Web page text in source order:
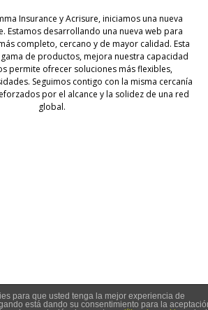
Insurance y Acrisure, iniciamos una nueva
Estamos desarrollando una nueva web para
completo, cercano y de mayor calidad. Esta
de productos, mejora nuestra capacidad
permite ofrecer soluciones más flexibles,
Seguimos contigo con la misma cercanía
por el alcance y la solidez de una red
global.
© 2026 Summa Seguros
para que usted tenga la mejor experiencia de
está dando su consentimiento para la